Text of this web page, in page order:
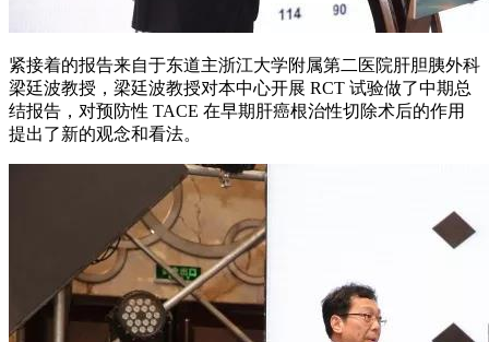
紧接着的报告来自于东道主浙江大学附属第二医院肝胆胰外科
梁廷波教授，梁廷波教授对本中心开展 RCT 试验做了中期总
结报告，对预防性 TACE 在早期肝癌根治性切除术后的作用
提出了新的观念和看法。